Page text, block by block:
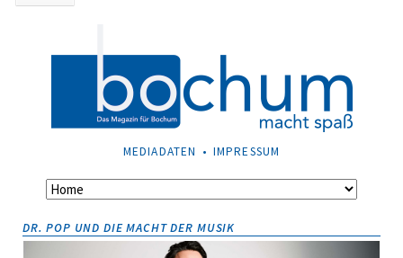
NAVIGATION
MEDIADATEN IMPRESSUM
Navigation
DR. POP UND DIE MACHT DER MUSIK